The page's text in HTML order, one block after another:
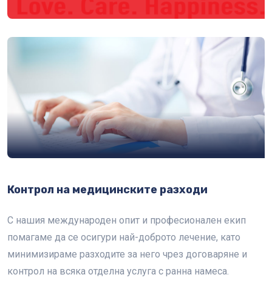
Контрол на медицинските разходи
С нашия международен опит и професионален екип
помагаме да се осигури най-доброто лечение, като
минимизираме разходите за него чрез договаряне и
контрол на всяка отделна услуга с ранна намеса.